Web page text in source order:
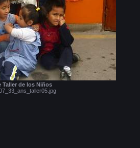
Taller de los Niños